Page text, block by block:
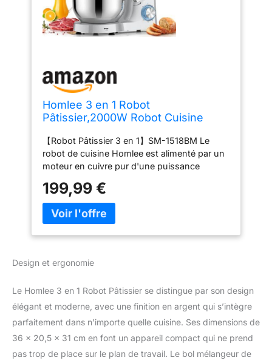
Homlee 3 en 1 Robot
Pâtissier,2000W Robot Cuisine
Viande,1,5L Mixeur,Ensemble de
légumes,Accessoires pour
Saucisses,5.5L Bol
Mélangeur,Fouet,Crochet
Pétrisseur,Batteur
【Robot Pâtissier 3 en 1】SM-1518BM Le
robot de cuisine Homlee est alimenté par un
moteur en cuivre pur d'une puissance
multifonctionnel avec tranchage,
déchiquetage, accessoire hachoir à viande et
presse-agrumes en verre de 1,5L peut être
whisk, stirrer)you can choose different speed
requirements,""P"" speed it can mix the food
completely in a few seconds. 【Robot
Pâtissier Multifonctions】Robot Pâtissier
presse-agrumes de 1,5L pour mélanger les
boissons et les smoothies facilement, les
199,99 €
Design et ergonomie
Le Homlee 3 en 1 Robot Pâtissier se distingue par son design
élégant et moderne, avec une finition en argent qui s’intègre
parfaitement dans n’importe quelle cuisine. Ses dimensions de
36 x 20,5 x 31 cm en font un appareil compact qui ne prend
pas trop de place sur le plan de travail. Le bol mélangeur de